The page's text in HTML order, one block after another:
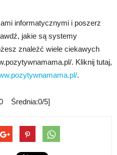
informatycznymi i poszerz
jakie są systemy
znaleźć wiele ciekawych
. Kliknij tutaj,
.
Średnia:0/5]